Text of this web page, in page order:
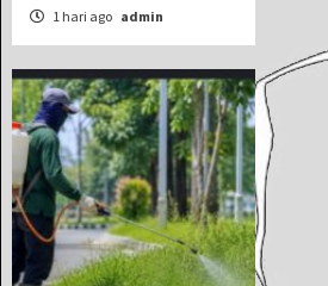
1 hari ago admin